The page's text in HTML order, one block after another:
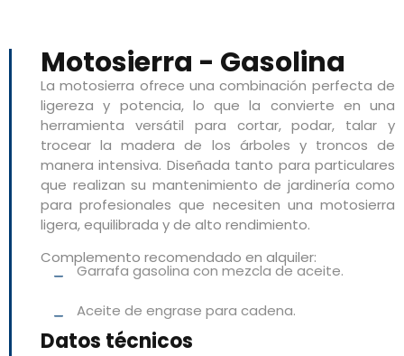
Motosierra - Gasolina
La motosierra ofrece una combinación perfecta de
ligereza y potencia, lo que la convierte en una
herramienta versátil para cortar, podar, talar y
trocear la madera de los árboles y troncos de
manera intensiva. Diseñada tanto para particulares
que realizan su mantenimiento de jardinería como
para profesionales que necesiten una motosierra
ligera, equilibrada y de alto rendimiento.
Complemento recomendado en alquiler:
Garrafa gasolina con mezcla de aceite.
Aceite de engrase para cadena.
Datos técnicos